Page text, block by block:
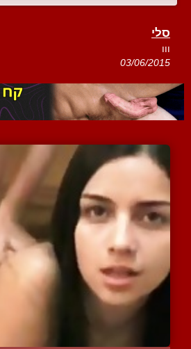
סלי
ווו
03/06/2015